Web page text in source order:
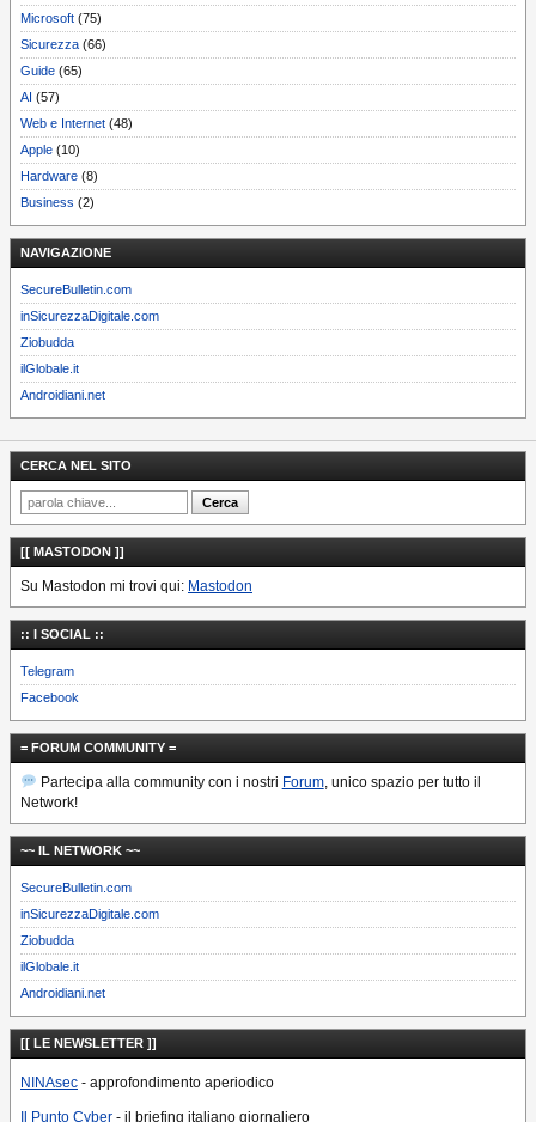
Microsoft (75)
Sicurezza (66)
Guide (65)
AI (57)
Web e Internet (48)
Apple (10)
Hardware (8)
Business (2)
NAVIGAZIONE
SecureBulletin.com
inSicurezzaDigitale.com
Ziobudda
ilGlobale.it
Androidiani.net
CERCA NEL SITO
[[ MASTODON ]]
Su Mastodon mi trovi qui: Mastodon
:: I SOCIAL ::
Telegram
Facebook
= FORUM COMMUNITY =
Partecipa alla community con i nostri Forum, unico spazio per tutto il
Network!
~~ IL NETWORK ~~
SecureBulletin.com
inSicurezzaDigitale.com
Ziobudda
ilGlobale.it
Androidiani.net
[[ LE NEWSLETTER ]]
NINAsec - approfondimento aperiodico
Il Punto Cyber - il briefing italiano giornaliero